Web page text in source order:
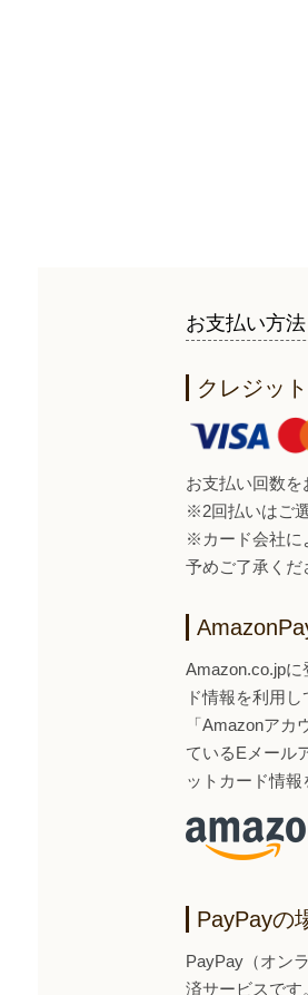
お支払い方法
クレジッ
お支払い回数を
※2回払いはご
※カード会社に
予めご了承くだ
Amazon.co.jp
ド情報を利用
「Amazonア
ているEメール
ットカード情報
PayPayの
PayPay（オン
済サービスです